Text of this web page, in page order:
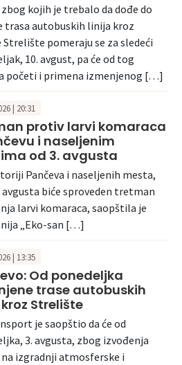
zbog kojih je trebalo da dođe do
trasa autobuskih linija kroz
Strelište pomeraju se za sledeći
10. avgust, pa će od tog
početi i primena izmenjenog […]
| 20:31
protiv larvi komaraca
i naseljenim
od 3. avgusta
Pančeva i naseljenih mesta,
biće sproveden tretman
larvi komaraca, saopštila je
„Eko-san […]
| 13:35
Od ponedeljka
trase autobuskih
Strelište
je saopštio da će od
3. avgusta, zbog izvođenja
na izgradnji atmosferske i